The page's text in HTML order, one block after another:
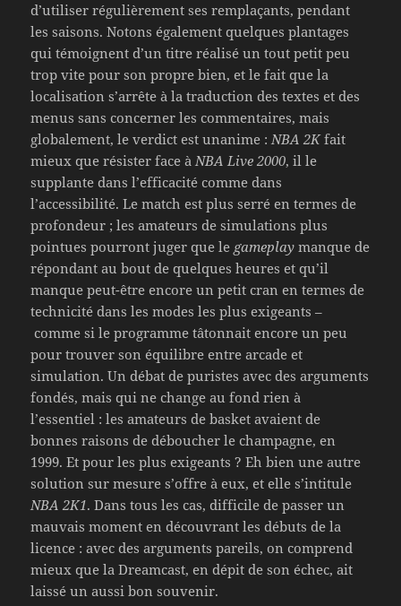
d’utiliser régulièrement ses remplaçants, pendant
les saisons. Notons également quelques plantages
qui témoignent d’un titre réalisé un tout petit peu
trop vite pour son propre bien, et le fait que la
localisation s’arrête à la traduction des textes et des
menus sans concerner les commentaires, mais
globalement, le verdict est unanime :NBA 2Kfait
mieux que résister face àNBA Live 2000, il le
supplante dans l’efficacité comme dans
l’accessibilité. Le match est plus serré en termes de
profondeur ; les amateurs de simulations plus
pointues pourront juger que le gameplay manque de
répondant au bout de quelques heures et qu’il
manque peut-être encore un petit cran en termes de
technicité dans les modes les plus exigeants –
comme si le programme tâtonnait encore un peu
pour trouver son équilibre entre arcade et
simulation. Un débat de puristes avec des arguments
fondés, mais qui ne change au fond rien à
l’essentiel : les amateurs de basket avaient de
bonnes raisons de déboucher le champagne, en
1999. Et pour les plus exigeants ? Eh bien une autre
solution sur mesure s’offre à eux, et elle s’intitule
NBA 2K1. Dans tous les cas, difficile de passer un
mauvais moment en découvrant les débuts de la
licence : avec des arguments pareils, on comprend
mieux que la Dreamcast, en dépit de son échec, ait
laissé un aussi bon souvenir.